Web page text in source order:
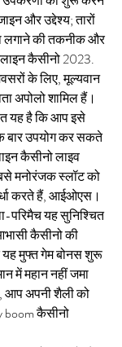
और उद्देश्य; तारों
लगाने की तकनीक और
कैसीनो 2023.
के लिए, मूल्यवान
अपोलो शामिल हैं।
यह है कि आप इसे
बार उपयोग कर सकते
कैसीनो लाइव
मनोरंजक स्लॉट को
करते हैं, आईओएस।
परिमैच यह सुनिश्चित
कैसीनो की
यह मुफ्त गेम बोनस शुरू
में महान नहीं जमा
आप अपनी शैली को
boom कैसीनो